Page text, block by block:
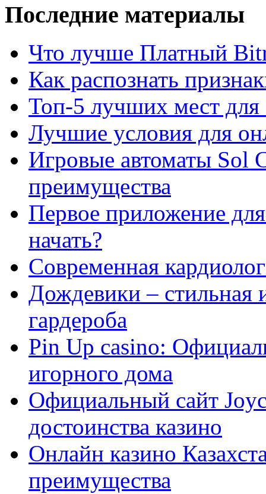
Последние материалы
Что лучше Платный
Как распознать
Топ-5 лучших мест для
Лучшие условия для
Игровые автоматы Sol
преимущества
Первое приложение
начать?
Современная
Дождевики – стильная
гардероба
Pin Up casino:
игорного дома
Официальный сайт
достоинства казино
Онлайн казино
преимущества